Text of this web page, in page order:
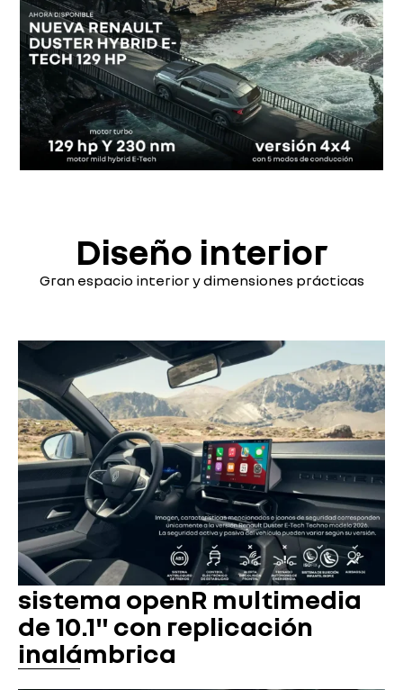
Diseño interior
Gran espacio interior y dimensiones prácticas
sistema openR multimedia
de 10.1" con replicación
inalámbrica